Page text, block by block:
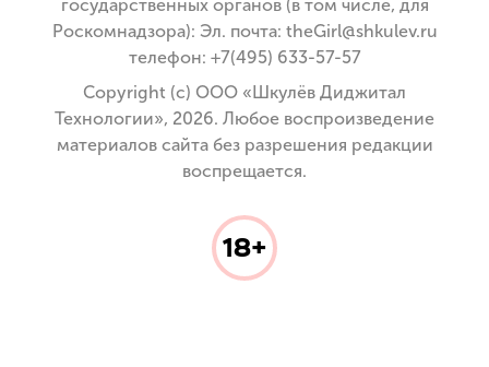
государственных органов (в том числе, для
Роскомнадзора): Эл. почта: theGirl@shkulev.ru
телефон: +7(495) 633-57-57
Copyright (с) ООО «Шкулёв Диджитал
Технологии», 2026. Любое воспроизведение
материалов сайта без разрешения редакции
воспрещается.
18+